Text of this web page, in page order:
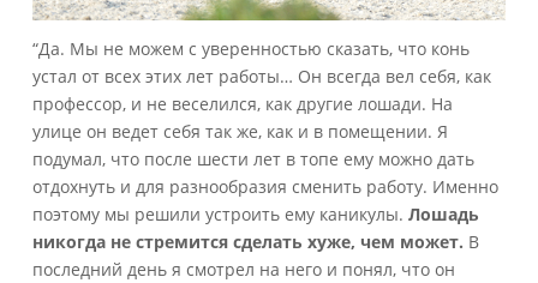
“Да. Мы не можем с уверенностью сказать, что конь
устал от всех этих лет работы… Он всегда вел себя, как
профессор, и не веселился, как другие лошади. На
улице он ведет себя так же, как и в помещении. Я
подумал, что после шести лет в топе ему можно дать
отдохнуть и для разнообразия сменить работу. Именно
поэтому мы решили устроить ему каникулы. Лошадь
никогданестремитсясделать хуже, чем может. В
последний день я смотрел на него и понял, что он